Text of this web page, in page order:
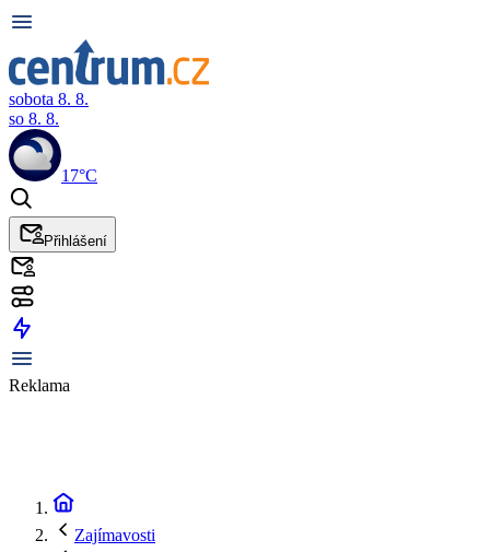
sobota 8. 8.
so 8. 8.
17°C
Přihlášení
Reklama
Zajímavosti